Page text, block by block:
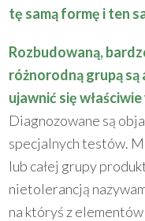
tę samą formę i ten
Rozbudowaną,
różnorodną grupą
ujawnić się
Diagnozowane są
specjalnych testów.
lub całej grupy
nietolerancją
na któryś z